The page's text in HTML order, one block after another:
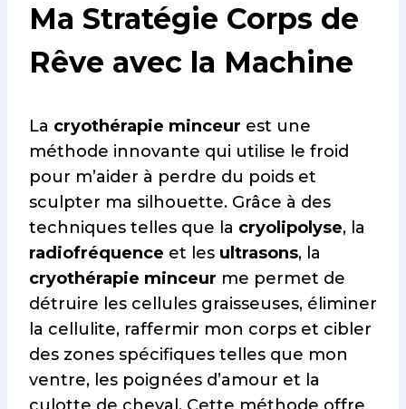
Ma Stratégie Corps de
Rêve avec la Machine
La cryothérapie minceur est une
méthode innovante qui utilise le froid
pour m’aider à perdre du poids et
sculpter ma silhouette. Grâce à des
techniques telles que la cryolipolyse, la
radiofréquence et les ultrasons, la
cryothérapie minceur me permet de
détruire les cellules graisseuses, éliminer
la cellulite, raffermir mon corps et cibler
des zones spécifiques telles que mon
ventre, les poignées d’amour et la